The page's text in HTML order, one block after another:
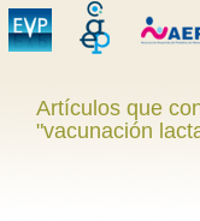
Artículos que
"vacunación